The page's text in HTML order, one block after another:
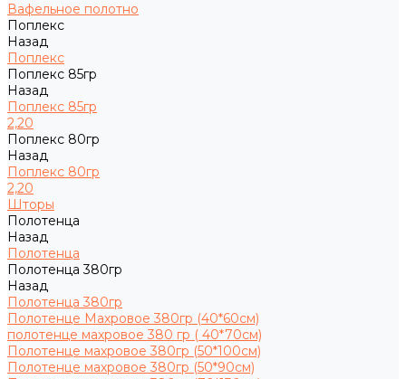
Вафельное полотно
Поплекс
Назад
Поплекс
Поплекс 85гр
Назад
Поплекс 85гр
2,20
Поплекс 80гр
Назад
Поплекс 80гр
2,20
Шторы
Полотенца
Назад
Полотенца
Полотенца 380гр
Назад
Полотенца 380гр
Полотенце Махровое 380гр (40*60см)
полотенце махровое 380 гр ( 40*70см)
Полотенце махровое 380гр (50*100см)
Полотенце махровое 380гр (50*90см)